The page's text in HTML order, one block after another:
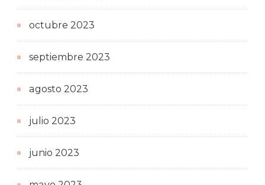
octubre 2023
septiembre 2023
agosto 2023
julio 2023
junio 2023